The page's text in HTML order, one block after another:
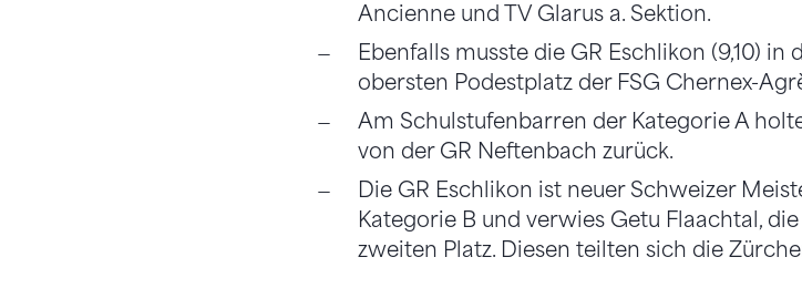
Ancienne und TV Glarus a. Sektion.
Ebenfalls musste die GR Eschlikon (9,10)
obersten Podestplatz der FSG Chernex-
Am Schulstufenbarren der Kategorie A
von der GR Neftenbach zurück.
Die GR Eschlikon ist neuer Schweizer
Kategorie B und verwies Getu Flaachtal,
zweiten Platz. Diesen teilten sich die